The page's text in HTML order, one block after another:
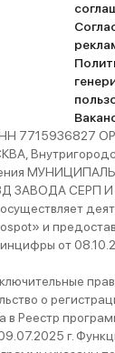
7715936827
ЗАВОДА СЕРП
и
от
о
в Реестр
г.